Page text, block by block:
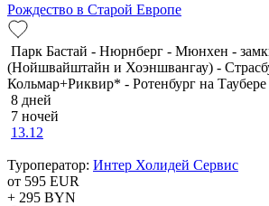
Рождество в Старой Европе
Парк Бастай - Нюрнберг - Мюнхен -
(Нойшвайштайн и Хоэншвангау) -
Кольмар+Риквир* - Ротенбург на Таубере
8 дней
7 ночей
13.12
Туроператор: Интер Холидей Сервис
от 595 EUR
+ 295 BYN